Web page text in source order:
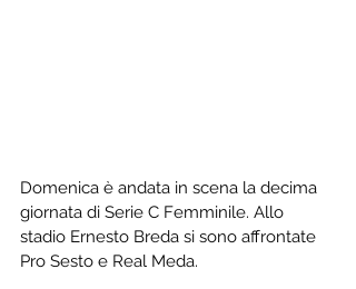
Domenica è andata in scena la decima
giornata di Serie C Femminile. Allo
stadio Ernesto Breda si sono affrontate
Pro Sesto e Real Meda.